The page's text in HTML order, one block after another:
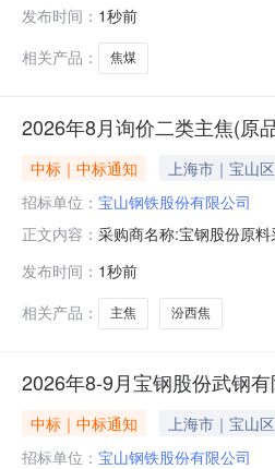
发布时间： 1秒前
相关产品：
焦煤
2026年8月询价二类主焦(原
中标｜中标通知
上海市｜宝山区
招标单位： 宝山钢铁股份有限公司
正文内容： 采购商名称:宝钢股份原
发布时间： 1秒前
相关产品：
主焦 汾西焦
2026年8-9月宝钢股份武钢
中标｜中标通知 上海市｜宝山区
招标单位： 宝山钢铁股份有限公司